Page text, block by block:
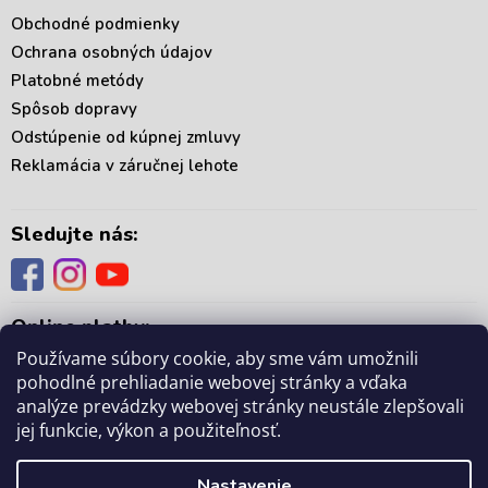
Používame súbory cookie, aby sme vám umožnili
pohodlné prehliadanie webovej stránky a vďaka
analýze prevádzky webovej stránky neustále zlepšovali
jej funkcie, výkon a použiteľnosť.
Obchodné podmienky
Ochrana osobných údajov
Platobné metódy
Spôsob dopravy
Odstúpenie od kúpnej zmluvy
Reklamácia v záručnej lehote
Sledujte nás:
Online platby:
mámedoma.sk . Všetky práva vyhradené.